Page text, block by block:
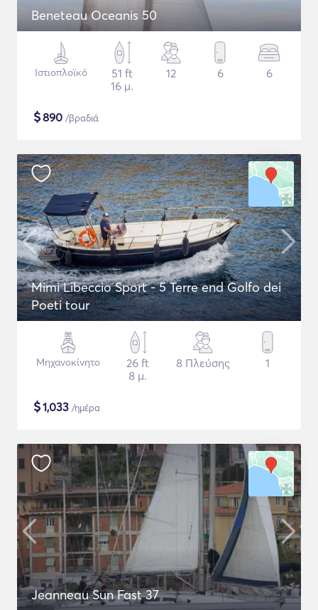
Beneteau Oceanis 50
Ιστιοπλοϊκό
51 ft
16 μ.
12 6 6
$890 /βραδιά
Mimi Libeccio Sport - 5 Terre end Golfo dei
Poeti tour
Μηχανοκίνητο
26 ft
8 μ.
8 Πλεύσης 1
$1,033 /ημέρα
Jeanneau Sun Fast 37